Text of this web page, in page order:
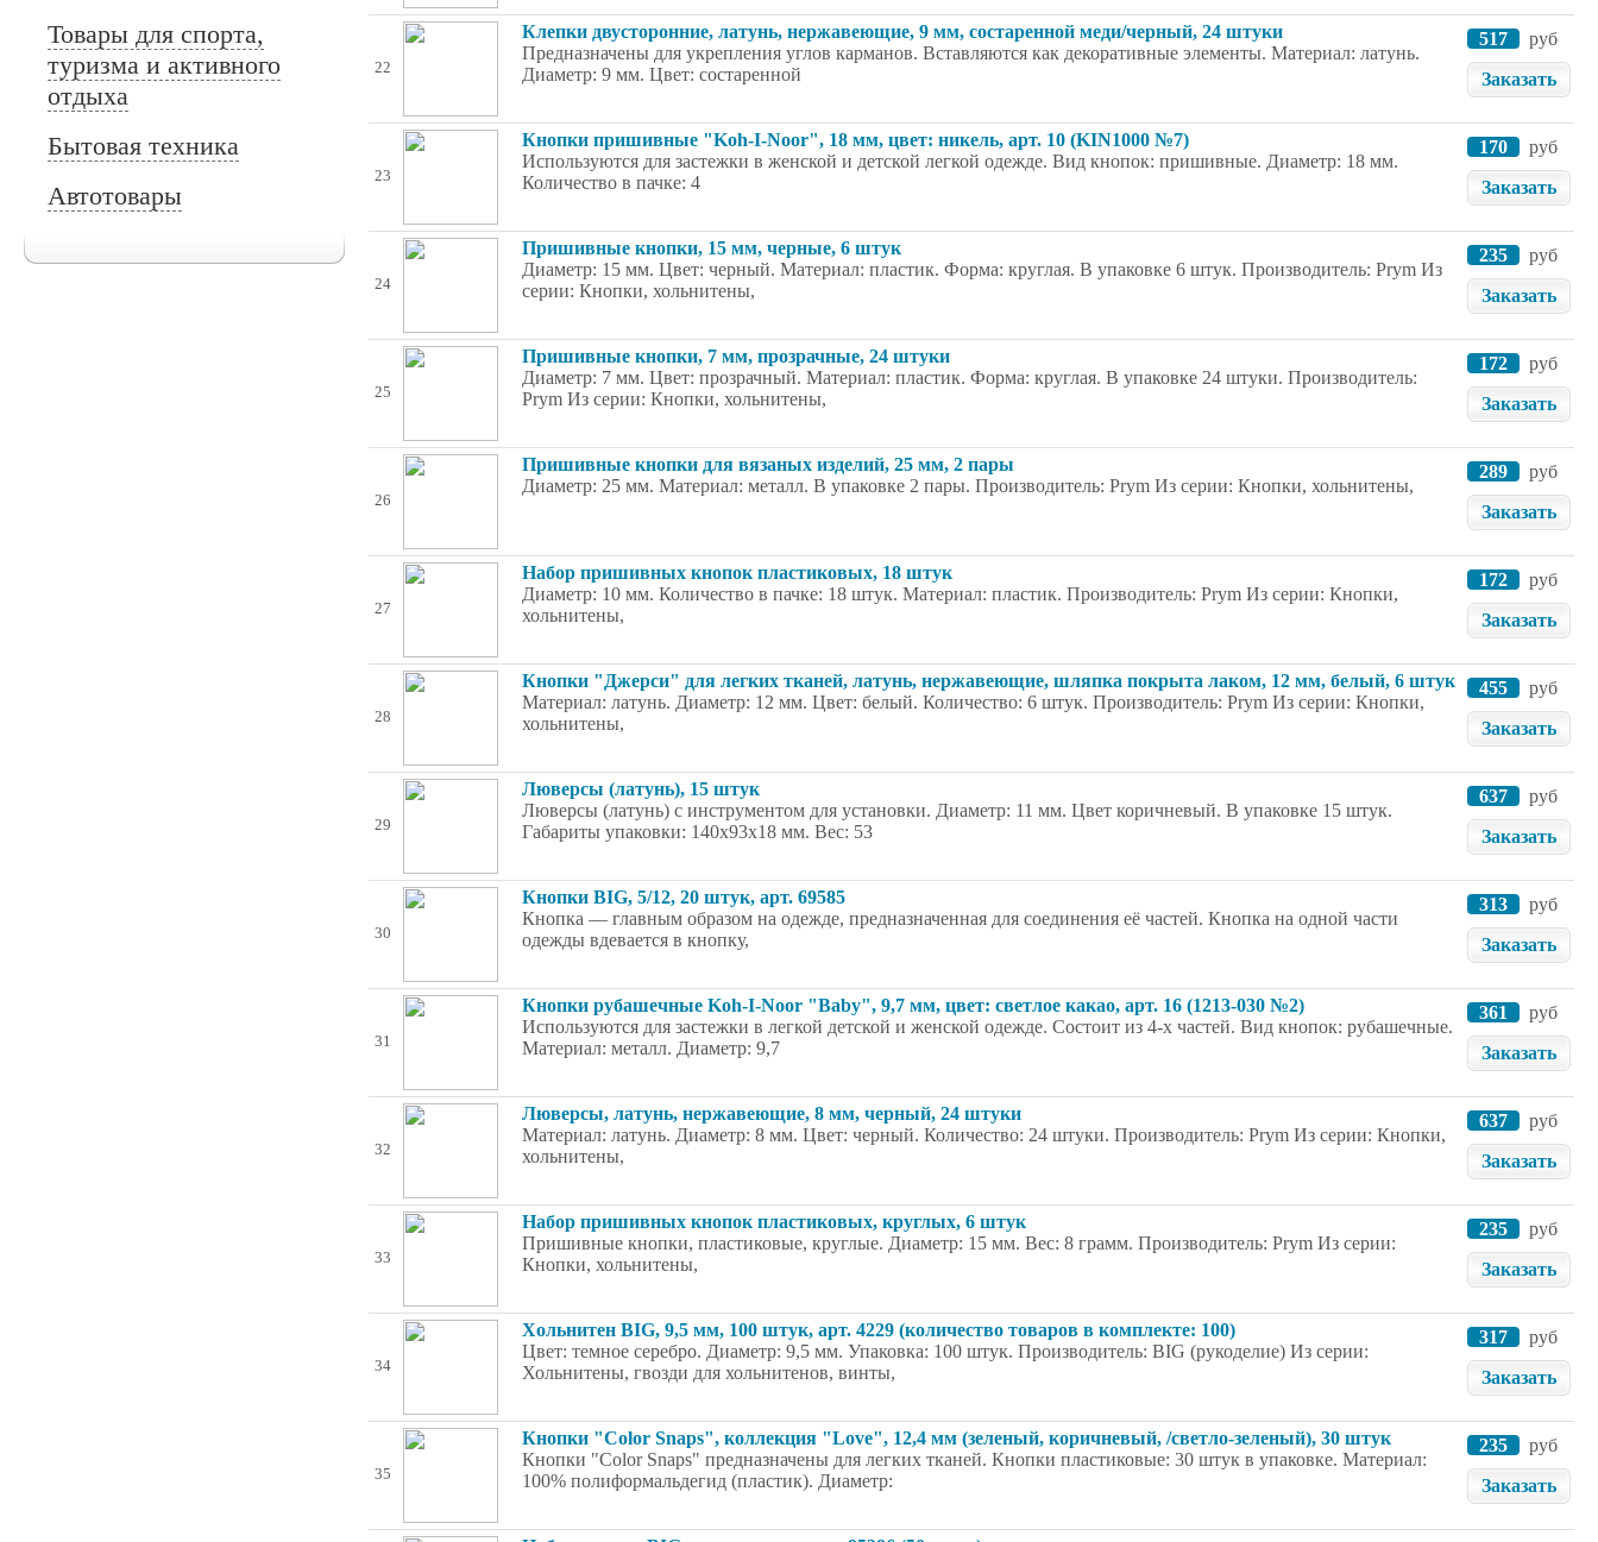
Товары для спорта,
туризма и активного
отдыха
Бытовая техника
Автотовары
22
Клепки двусторонние, латунь, нержавеющие, 9 мм, состаренной меди/черный, 24 штуки
Предназначены для укрепления углов карманов. Вставляются как декоративные элементы. Материал: латунь.
Диаметр: 9 мм. Цвет: состаренной
517
руб
Заказать
23
Кнопки пришивные "Koh-I-Noor", 18 мм, цвет: никель, арт. 10 (KIN1000 №7)
Используются для застежки в женской и детской легкой одежде. Вид кнопок: пришивные. Диаметр: 18 мм.
Количество в пачке: 4
170
руб
Заказать
24
Пришивные кнопки, 15 мм, черные, 6 штук
Диаметр: 15 мм. Цвет: черный. Материал: пластик. Форма: круглая. В упаковке 6 штук. Производитель: Prym Из
серии: Кнопки, хольнитены,
235
руб
Заказать
25
Пришивные кнопки, 7 мм, прозрачные, 24 штуки
Диаметр: 7 мм. Цвет: прозрачный. Материал: пластик. Форма: круглая. В упаковке 24 штуки. Производитель:
Prym Из серии: Кнопки, хольнитены,
172
руб
Заказать
26
Пришивные кнопки для вязаных изделий, 25 мм, 2 пары
Диаметр: 25 мм. Материал: металл. В упаковке 2 пары. Производитель: Prym Из серии: Кнопки, хольнитены,
289
руб
Заказать
27
Набор пришивных кнопок пластиковых, 18 штук
Диаметр: 10 мм. Количество в пачке: 18 штук. Материал: пластик. Производитель: Prym Из серии: Кнопки,
хольнитены,
172
руб
Заказать
28
Кнопки "Джерси" для легких тканей, латунь, нержавеющие, шляпка покрыта лаком, 12 мм, белый, 6 штук
Материал: латунь. Диаметр: 12 мм. Цвет: белый. Количество: 6 штук. Производитель: Prym Из серии: Кнопки,
хольнитены,
455
руб
Заказать
29
Люверсы (латунь), 15 штук
Люверсы (латунь) с инструментом для установки. Диаметр: 11 мм. Цвет коричневый. В упаковке 15 штук.
Габариты упаковки: 140х93х18 мм. Вес: 53
637
руб
Заказать
30
Кнопки BIG, 5/12, 20 штук, арт. 69585
Кнопка — главным образом на одежде, предназначенная для соединения её частей. Кнопка на одной части
одежды вдевается в кнопку,
313
руб
Заказать
31
Кнопки рубашечные Koh-I-Noor "Baby", 9,7 мм, цвет: светлое какао, арт. 16 (1213-030 №2)
Используются для застежки в легкой детской и женской одежде. Состоит из 4-х частей. Вид кнопок: рубашечные.
Материал: металл. Диаметр: 9,7
361
руб
Заказать
32
Люверсы, латунь, нержавеющие, 8 мм, черный, 24 штуки
Материал: латунь. Диаметр: 8 мм. Цвет: черный. Количество: 24 штуки. Производитель: Prym Из серии: Кнопки,
хольнитены,
637
руб
Заказать
33
Набор пришивных кнопок пластиковых, круглых, 6 штук
Пришивные кнопки, пластиковые, круглые. Диаметр: 15 мм. Вес: 8 грамм. Производитель: Prym Из серии:
Кнопки, хольнитены,
235
руб
Заказать
34
Хольнитен BIG, 9,5 мм, 100 штук, арт. 4229 (количество товаров в комплекте: 100)
Цвет: темное серебро. Диаметр: 9,5 мм. Упаковка: 100 штук. Производитель: BIG (рукоделие) Из серии:
Хольнитены, гвозди для хольнитенов, винты,
317
руб
Заказать
35
Кнопки "Color Snaps", коллекция "Love", 12,4 мм (зеленый, коричневый, /светло-зеленый), 30 штук
Кнопки "Color Snaps" предназначены для легких тканей. Кнопки пластиковые: 30 штук в упаковке. Материал:
100% полиформальдегид (пластик). Диаметр:
235
руб
Заказать